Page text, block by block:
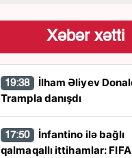
Xəbər xətti
19:38
Trampla danışdı
17:50
qalmaqallı ittihamlar: FIFA